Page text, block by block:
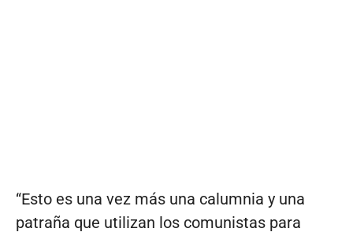
“Esto es una vez más una calumnia y una
patraña que utilizan los comunistas para